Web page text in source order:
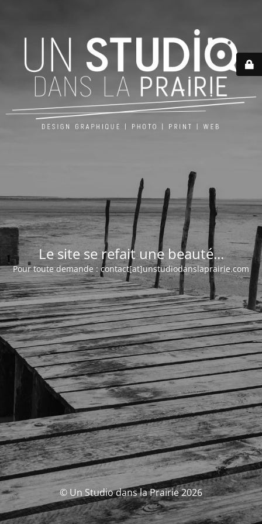
Le site se refait une beauté...
Pour toute demande : contact[at]unstudiodanslaprairie.com
© Un Studio dans la Prairie 2026